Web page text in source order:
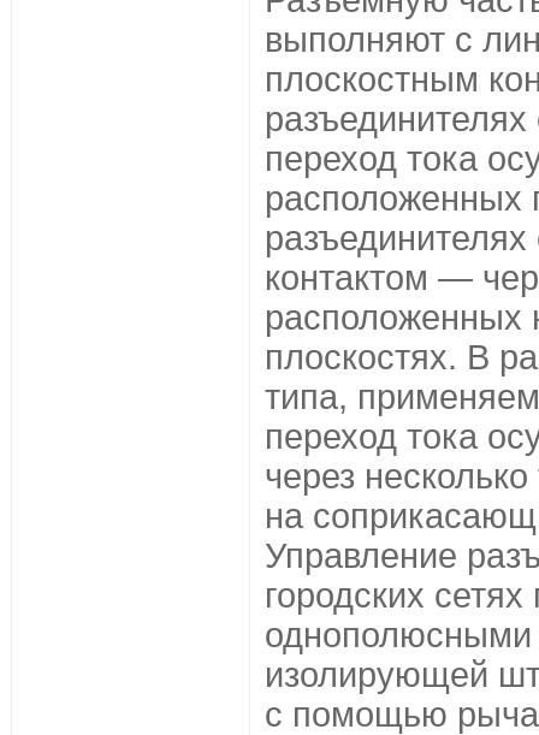
выполняют с
плоскостным
переход тока
расположенных
контактом —
расположенных
плоскостях. В
типа,
переход тока
через
на
Управление
городских
изолирующей
с помощью